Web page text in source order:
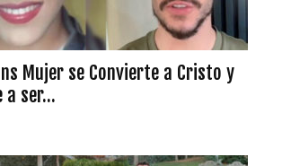
Mujer se Convierte a Cristo y
a ser...